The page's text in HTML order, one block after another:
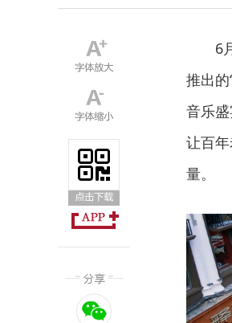
6
推出
音乐
让百
量。